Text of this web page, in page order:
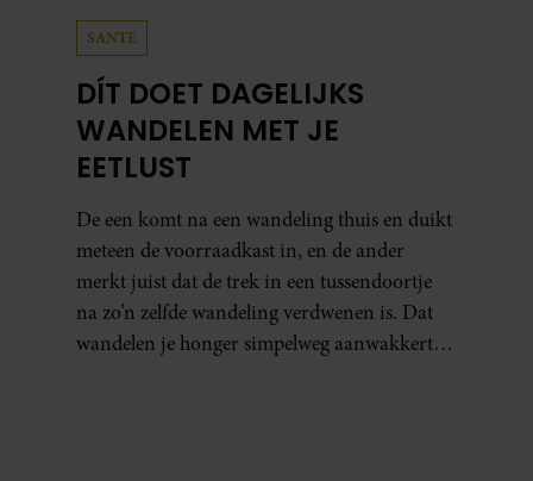
SANTE
DÍT DOET DAGELIJKS
WANDELEN MET JE
EETLUST
De een komt na een wandeling thuis en duikt
meteen de voorraadkast in, en de ander
merkt juist dat de trek in een tussendoortje
na zo’n zelfde wandeling verdwenen is. Dat
wandelen je honger simpelweg aanwakkert,